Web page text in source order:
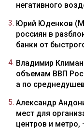
негативного
Юрий Юденков
россиян в
банки от
Владимир
объемам ВВП
а по
Александр
мест для
центров и